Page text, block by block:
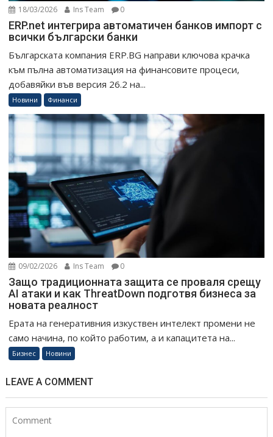
18/03/2026 Ins Team 0
ERP.net интегрира автоматичен банков импорт с
всички български банки
Българската компания ERP.BG направи ключова крачка
към пълна автоматизация на финансовите процеси,
добавяйки във версия 26.2 на...
Новини Финанси
09/02/2026 Ins Team 0
Защо традиционната защита се проваля срещу
AI атаки и как ThreatDown подготвя бизнеса за
новата реалност
Ерата на генеративния изкуствен интелект промени не
само начина, по който работим, а и капацитета на...
Бизнес Новини
LEAVE A COMMENT